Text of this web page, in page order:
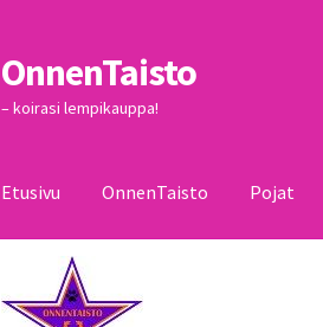
Siirry
navigointiin
Siirry
sisältöön
OnnenTaisto
– koirasi lempikauppa!
Etusivu OnnenTaisto Pojat
Kassa